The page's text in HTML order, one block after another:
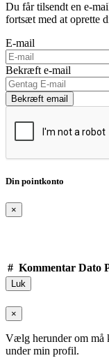
Du får tilsendt en e-
fortsæt med at oprette
E-mail
Bekræft e-mail
Bekræft email
Din pointkonto
×
# Kommentar Dato
Luk
×
Vælg herunder om må
under min profil.